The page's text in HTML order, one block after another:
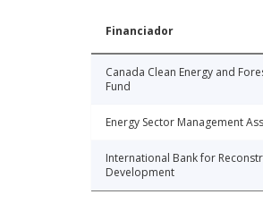
Financiador
Canada Clean Energy and
Fund
Energy Sector Management
International Bank for
Development